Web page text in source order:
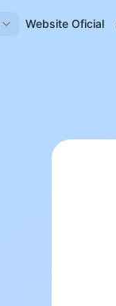
Website Oficial